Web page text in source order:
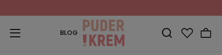
BLOG